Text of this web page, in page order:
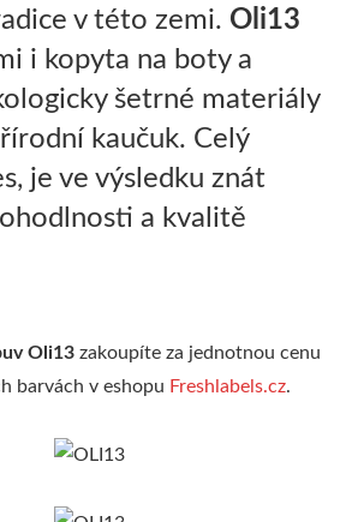
v této zemi. Oli13
i kopyta na boty a
šetrné materiály
kaučuk. Celý
je ve výsledku znát
a kvalitě
Oli13 zakoupíte za jednotnou cenu
barvách v eshopu Freshlabels.cz.